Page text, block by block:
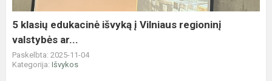
regioninį
valstybės
ar...
5 klasių edukacinė išvyką į Vilniaus regioninį
valstybės ar...
Paskelbta: 2025-11-04
Kategorija: Išvykos